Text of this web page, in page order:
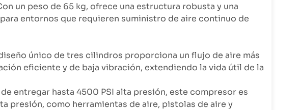
العربية
un peso de 65 kg, ofrece una estructura robusta y una
entornos que requieren suministro de aire continuo de
único de tres cilindros proporciona un flujo de aire más
eficiente y de baja vibración, extendiendo la vida útil de la
entregar hasta 4500 PSI alta presión, este compresor es
presión, como herramientas de aire, pistolas de aire y